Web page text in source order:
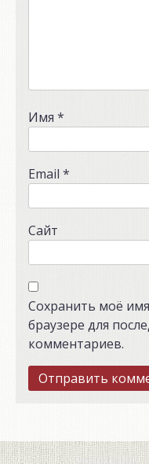
Имя *
Email *
Сайт
Сохранить моё
браузере для
комментариев.